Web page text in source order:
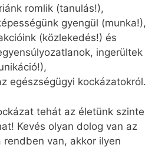
romlik (tanulás!),
gyengül (munka!),
(közlekedés!) és
ingerültek
egészségügyi kockázatokról.
tehát az életünk szinte
Kevés olyan dolog van az
van, akkor ilyen